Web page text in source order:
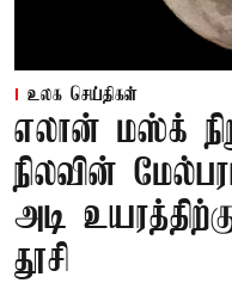
உலக செய்திகள்
எலான் மஸ்க்
நிலவின்
அடி
தூசி